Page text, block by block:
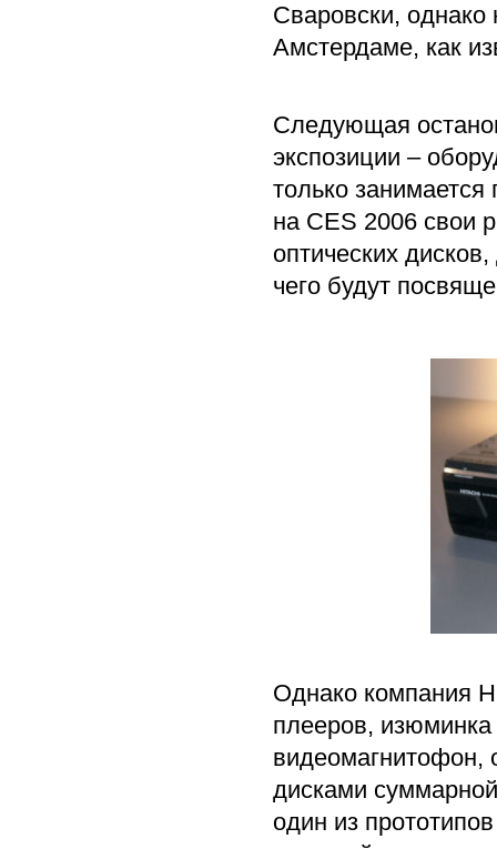
Сваровски, однако
Амстердаме, как
Следующая
экспозиции –
только
на CES 2006 свои
оптических
чего будут
Однако компания
плееров,
видеомагнитофон,
дисками
один из